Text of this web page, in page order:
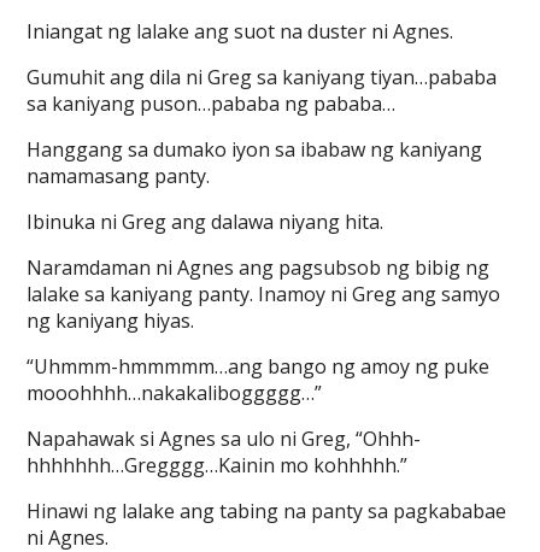
Iniangat ng lalake ang suot na duster ni Agnes.
Gumuhit ang dila ni Greg sa kaniyang tiyan…pababa
sa kaniyang puson…pababa ng pababa…
Hanggang sa dumako iyon sa ibabaw ng kaniyang
namamasang panty.
Ibinuka ni Greg ang dalawa niyang hita.
Naramdaman ni Agnes ang pagsubsob ng bibig ng
lalake sa kaniyang panty. Inamoy ni Greg ang samyo
ng kaniyang hiyas.
“Uhmmm-hmmmmm…ang bango ng amoy ng puke
mooohhhh…nakakaliboggggg…”
Napahawak si Agnes sa ulo ni Greg, “Ohhh-
hhhhhhh…Gregggg…Kainin mo kohhhhh.”
Hinawi ng lalake ang tabing na panty sa pagkababae
ni Agnes.